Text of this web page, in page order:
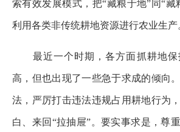
索有效发展模式，把“藏粮于地”同“藏
利用各类非传统耕地资源进行农业生产
最近一个时期，各方面抓耕地保
高，但也出现了一些急于求成的倾向
法，严厉打击违法违规占用耕地行为
白、来回“拉抽屉”。要实事求是，尊